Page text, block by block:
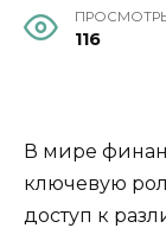
116
В мире
ключевую
доступ к